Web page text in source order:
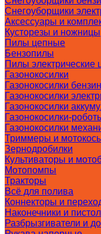
Снегоуборщики
Аксессуары и
Кусторезы и ножницы
Пилы цепные
Бензопилы
Пилы электрические
Газонокосилки
Газонокосилки
Газонокосилки
Газонокосилки
Газонокосилки-
Газонокосилки
Триммеры и
Зернодробилки
Культиваторы и
Мотопомпы
Тракторы
Всё для полива
Коннекторы и
Наконечники и
Разбрызгиватели и